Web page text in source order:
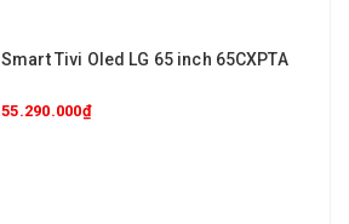
Smart Tivi Oled LG 65 inch 65CXPTA
55.290.000₫